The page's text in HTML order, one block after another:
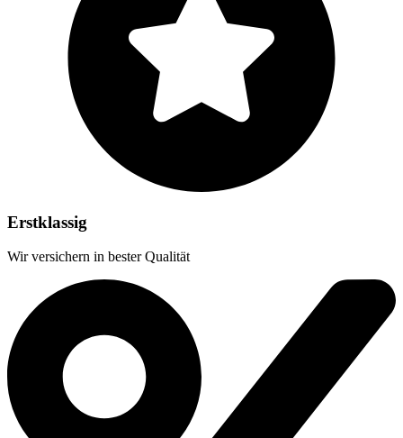
Erstklassig
Wir versichern in bester Qualität